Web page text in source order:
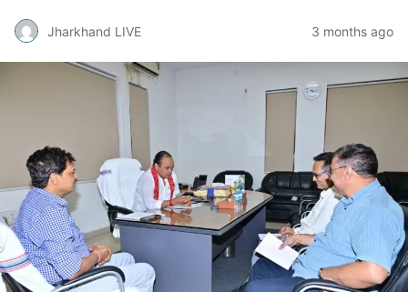
Jharkhand LIVE 3 months ago